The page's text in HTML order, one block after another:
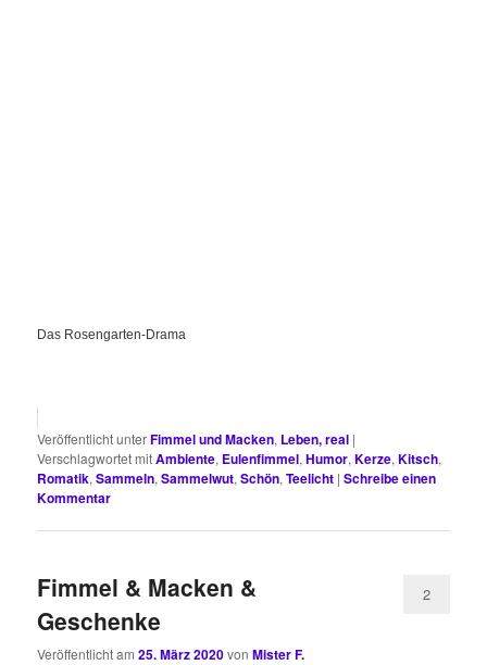
Das Rosengarten-Drama
Veröffentlicht unterFimmel und Macken, Leben, real |
Verschlagwortet mitAmbiente, Eulenfimmel,Humor,Kerze,Kitsch,
Romatik,Sammeln,Sammelwut,Schön,Teelicht |Schreibe einen
Kommentar
Fimmel & Macken &
Geschenke
Veröffentlicht am25. März 2020vonMister F.
2